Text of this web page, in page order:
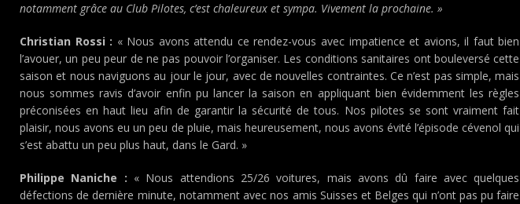
notamment grâce au Club Pilotes, c’est chaleureux et sympa. Vivement la prochaine. »
Christian Rossi : « Nous avons attendu ce rendez-vous avec impatience et avions, il faut bien
l’avouer, un peu peur de ne pas pouvoir l’organiser. Les conditions sanitaires ont bouleversé cette
saison et nous naviguons au jour le jour, avec de nouvelles contraintes. Ce n’est pas simple, mais
nous sommes ravis d’avoir enfin pu lancer la saison en appliquant bien évidemment les règles
préconisées en haut lieu afin de garantir la sécurité de tous. Nos pilotes se sont vraiment fait
plaisir, nous avons eu un peu de pluie, mais heureusement, nous avons évité l’épisode cévenol qui
s’est abattu un peu plus haut, dans le Gard. »
Philippe Naniche : « Nous attendions 25/26 voitures, mais avons dû faire avec quelques
défections de dernière minute, notamment avec nos amis Suisses et Belges qui n’ont pas pu faire